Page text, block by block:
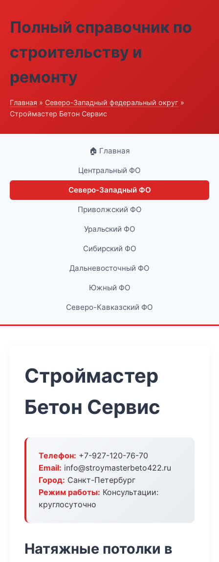
Полный справочник по
строительству и
ремонту
Главная » Северо-Западный федеральный округ »
Строймастер Бетон Сервис
🏠 Главная
Центральный ФО
Северо-Западный ФО
Приволжский ФО
Уральский ФО
Сибирский ФО
Дальневосточный ФО
Южный ФО
Северо-Кавказский ФО
Строймастер
Бетон Сервис
Телефон: +7-927-120-76-70
Email: info@stroymasterbeto422.ru
Город: Санкт-Петербург
Режим работы: Консультации:
круглосуточно
Натяжные потолки в